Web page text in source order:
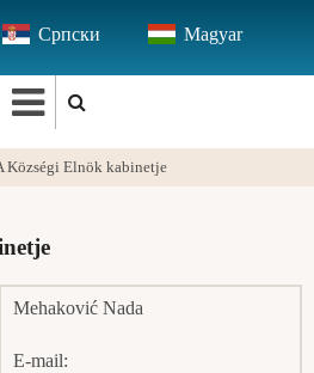
Српски Magyar
Községi Elnök kabinetje
Mehaković Nada
E-mail: